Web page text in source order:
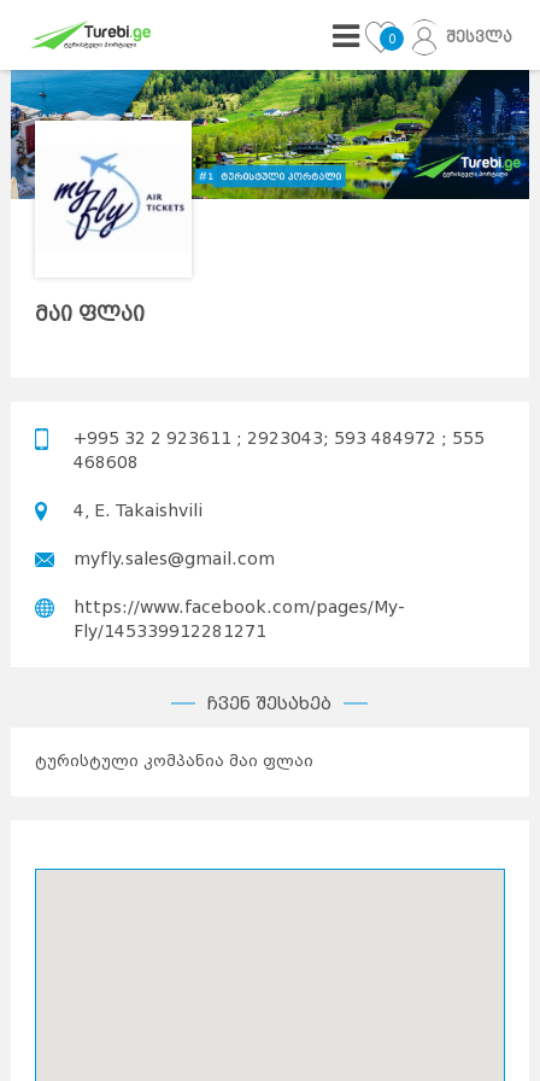
0 შესვლა
მაი ფლაი
+995 32 2 923611 ; 2923043; 593 484972 ; 555
468608
4, E. Takaishvili
myfly.sales@gmail.com
https://www.facebook.com/pages/My-
Fly/145339912281271
ჩვენ შესახებ
ტურისტული კომპანია მაი ფლაი